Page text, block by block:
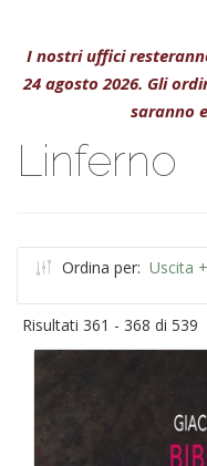
I nostri uffici
24 agosto 2026. Gli
saranno
Linferno
Ordina per: Uscita
Risultati 361 - 368 di 539